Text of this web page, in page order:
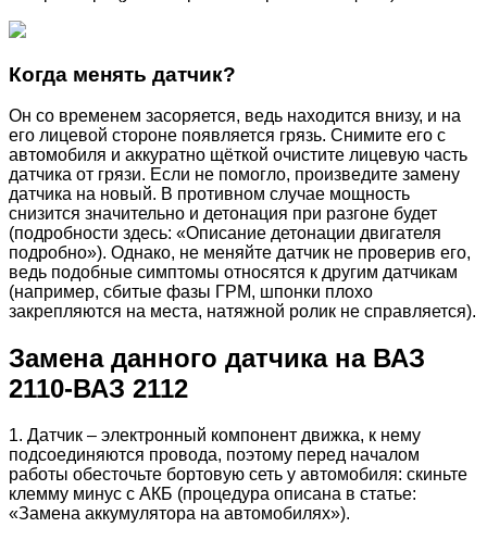
Когда менять датчик?
Он со временем засоряется, ведь находится внизу, и на
его лицевой стороне появляется грязь. Снимите его с
автомобиля и аккуратно щёткой очистите лицевую часть
датчика от грязи. Если не помогло, произведите замену
датчика на новый. В противном случае мощность
снизится значительно и детонация при разгоне будет
(подробности здесь: «Описание детонации двигателя
подробно»). Однако, не меняйте датчик не проверив его,
ведь подобные симптомы относятся к другим датчикам
(например, сбитые фазы ГРМ, шпонки плохо
закрепляются на места, натяжной ролик не справляется).
Замена данного датчика на ВАЗ
2110-ВАЗ 2112
1. Датчик – электронный компонент движка, к нему
подсоединяются провода, поэтому перед началом
работы обесточьте бортовую сеть у автомобиля: скиньте
клемму минус с АКБ (процедура описана в статье:
«Замена аккумулятора на автомобилях»).